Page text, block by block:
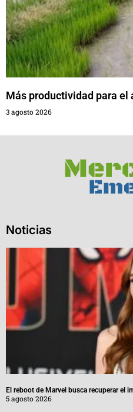
Más productividad para el
3 agosto 2026
Noticias
El reboot de Marvel busca recuperar el
5 agosto 2026